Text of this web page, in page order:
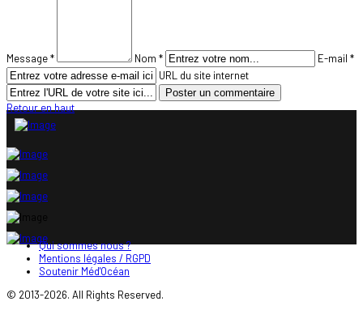
Message * Nom *
E-mail *
URL du site internet
Retour en haut
Qui sommes nous ?
Mentions légales / RGPD
Soutenir Méd'Océan
© 2013-2026. All Rights Reserved.